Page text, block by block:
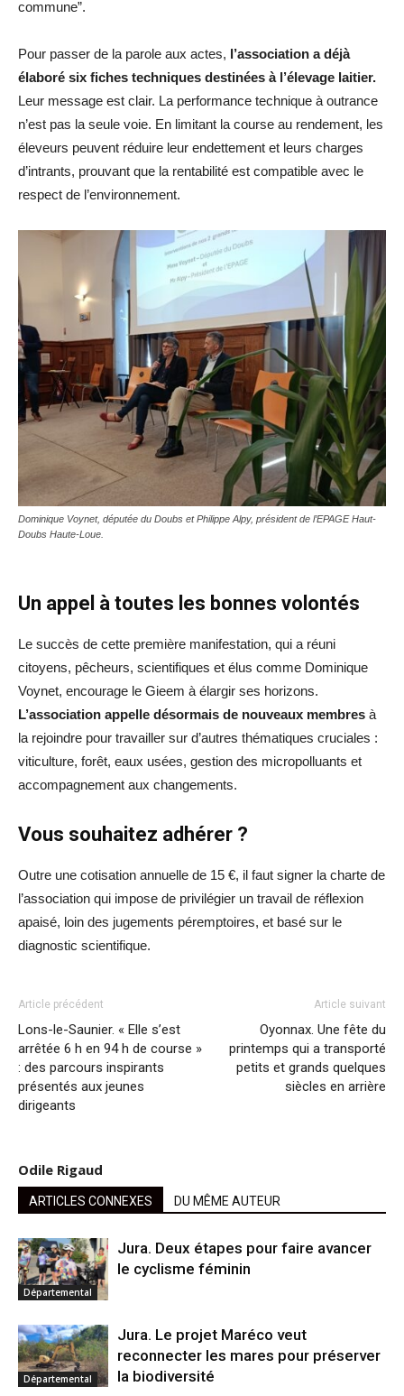
commune”.
Pour passer de la parole aux actes, l’association a déjà
élaboré six fiches techniques destinées à l’élevage laitier.
Leur message est clair. La performance technique à outrance
n’est pas la seule voie. En limitant la course au rendement, les
éleveurs peuvent réduire leur endettement et leurs charges
d’intrants, prouvant que la rentabilité est compatible avec le
respect de l’environnement.
Dominique Voynet, députée du Doubs et Philippe Alpy, président de l’EPAGE Haut-
Doubs Haute-Loue.
Un appel à toutes les bonnes volontés
Le succès de cette première manifestation, qui a réuni
citoyens, pêcheurs, scientifiques et élus comme Dominique
Voynet, encourage le Gieem à élargir ses horizons.
L’association appelle désormais de nouveaux membres à
la rejoindre pour travailler sur d’autres thématiques cruciales :
viticulture, forêt, eaux usées, gestion des micropolluants et
accompagnement aux changements.
Vous souhaitez adhérer ?
Outre une cotisation annuelle de 15 €, il faut signer la charte de
l’association qui impose de privilégier un travail de réflexion
apaisé, loin des jugements péremptoires, et basé sur le
diagnostic scientifique.
Article précédent
Lons-le-Saunier. « Elle s’est
arrêtée 6 h en 94 h de course »
: des parcours inspirants
présentés aux jeunes
dirigeants
Article suivant
Oyonnax. Une fête du
printemps qui a transporté
petits et grands quelques
siècles en arrière
Odile Rigaud
ARTICLES CONNEXES DU MÊME AUTEUR
Départemental
Jura. Deux étapes pour faire avancer
le cyclisme féminin
Départemental
Jura. Le projet Maréco veut
reconnecter les mares pour préserver
la biodiversité